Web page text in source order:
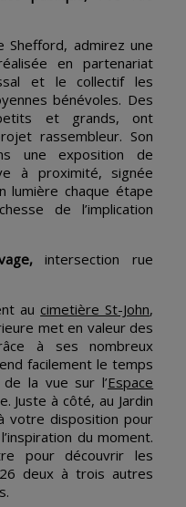
Shefford, admirez une
en partenariat
et le collectif les
bénévoles. Des
et grands, ont
rassembleur. Son
une exposition de
à proximité, signée
lumière chaque étape
de l’implication
intersection rue
au cimetière St-John,
met en valeur des
à ses nombreux
facilement le temps
la vue sur l’Espace
Juste à côté, au Jardin
votre disposition pour
du moment.
pour découvrir les
deux à trois autres